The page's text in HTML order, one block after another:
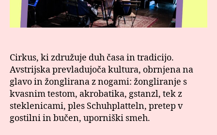
Cirkus, ki združuje duh časa in tradicijo.
Avstrijska prevladujoča kultura, obrnjena na
glavo in žonglirana z nogami: žongliranje s
kvasnim testom, akrobatika, gstanzl, tek z
steklenicami, ples Schuhplatteln, pretep v
gostilni in bučen, uporniški smeh.